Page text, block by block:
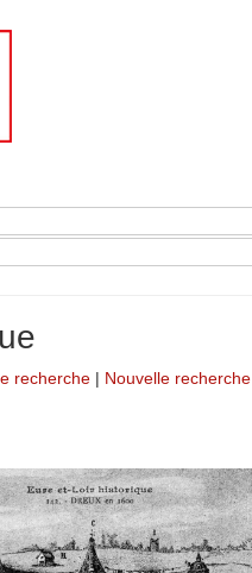
recherche | Nouvelle recherche